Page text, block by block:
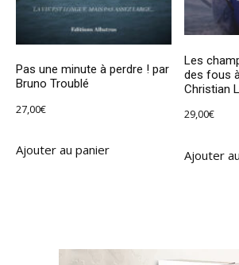
Pas une minute à perdre ! par
Bruno Troublé
27,00€
Ajouter au panier
Les
des fous
Christian
29,00€
Ajouter